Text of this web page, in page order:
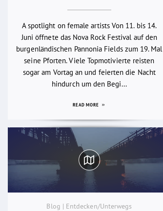
A spotlight on female artists Von 11. bis 14.
Juni öffnete das Nova Rock Festival auf den
burgenländischen Pannonia Fields zum 19. Mal
seine Pforten. Viele Topmotivierte reisten
sogar am Vortag an und feierten die Nacht
hindurch um den Begi...
READ MORE
Blog | Entdecken/Unterwegs